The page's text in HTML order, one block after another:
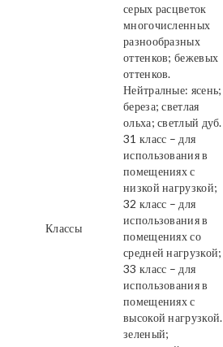
серых расцветок
многочисленных
разнообразных
оттенков; бежевых
оттенков.
Нейтралные: ясень;
береза; светлая
ольха; светлый дуб.
Классы
31 класс – для
использования в
помещениях с
низкой нагрузкой;
32 класс – для
использования в
помещениях со
средней нагрузкой;
33 класс – для
использования в
помещениях с
высокой нагрузкой.
зеленый;